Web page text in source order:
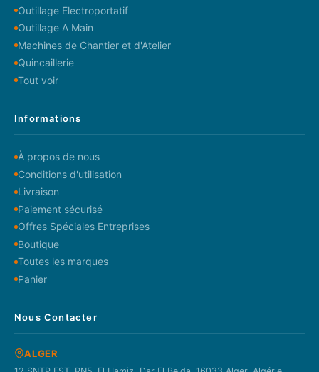
Outillage Electroportatif
Outillage A Main
Machines de Chantier et d'Atelier
Quincaillerie
Tout voir
Informations
À propos de nous
Conditions d'utilisation
Livraison
Paiement sécurisé
Offres Spéciales Entreprises
Boutique
Toutes les marques
Panier
Nous Contacter
ALGER